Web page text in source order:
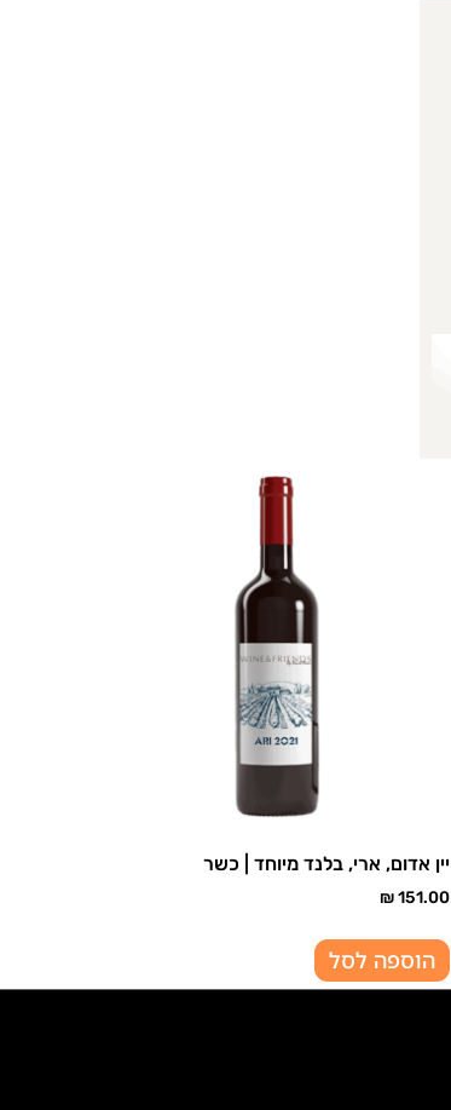
יין אדום, ארי, בלנד מיוחד | כשר
₪151.00
הוספה לסל